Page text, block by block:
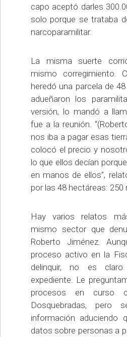
capo aceptó darles
solo porque se trataba
narcoparamilitar.
La misma suerte
mismo corregimiento.
heredó una parcela de
adueñaron los
versión, lo mandó a
fue a la reunión.
nos iba a pagar esas
colocó el precio y
lo que ellos decían
en manos de ellos”,
por las 48 hectáreas: 250
Hay varios relatos
mismo sector que
Roberto Jiménez.
proceso activo en la
delinquir, no es
expediente. Le
procesos en curso
Dosquebradas, pero
información aduciendo
datos sobre personas a